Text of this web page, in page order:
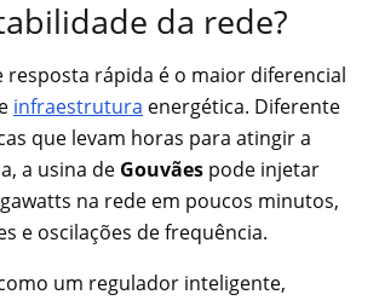
da rede?
resposta rápida é o maior diferencial
infraestrutura energética. Diferente
que levam horas para atingir a
a usina de Gouvães pode injetar
na rede em poucos minutos,
e oscilações de frequência.
um regulador inteligente,